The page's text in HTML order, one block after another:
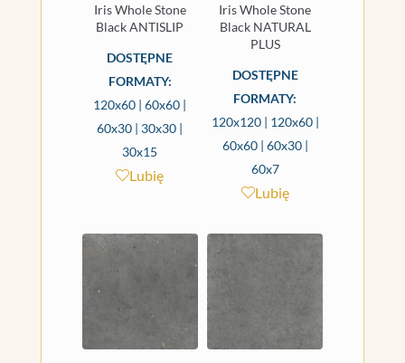
Iris Whole Stone
Black ANTISLIP
DOSTĘPNE
FORMATY:
120x60 | 60x60 |
60x30 | 30x30 |
30x15
Lubię
Iris Whole Stone
Black NATURAL
PLUS
DOSTĘPNE
FORMATY:
120x120 | 120x60 |
60x60 | 60x30 |
60x7
Lubię